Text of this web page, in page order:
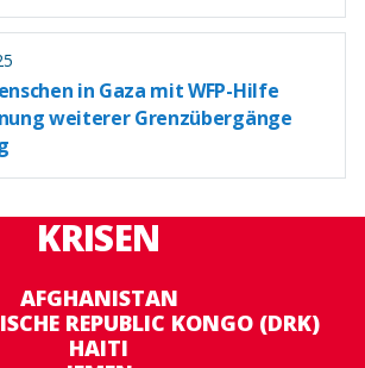
in Gaza mit WFP-Hilfe
weiterer Grenzübergänge
KRISEN
AFGHANISTAN
REPUBLIC KONGO (DRK)
HAITI